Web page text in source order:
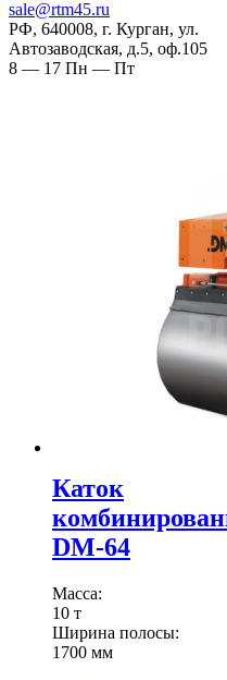
Каток
DM-64
Масса:
10 т
Ширина полосы:
1700 мм
sale@rtm45.ru
РФ, 640008, г. Курган, ул.
Автозаводская, д.5, оф.105
8 — 17 Пн — Пт